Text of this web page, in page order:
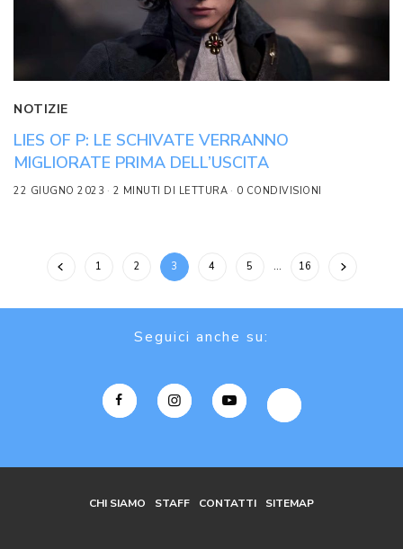
NOTIZIE
LIES OF P: LE SCHIVATE VERRANNO
MIGLIORATE PRIMA DELL’USCITA
22 GIUGNO 2023 2 MINUTI DI LETTURA 0 CONDIVISIONI
1 2 3 4 5 … 16
Seguici anche su:
CHI SIAMO STAFF CONTATTI SITEMAP